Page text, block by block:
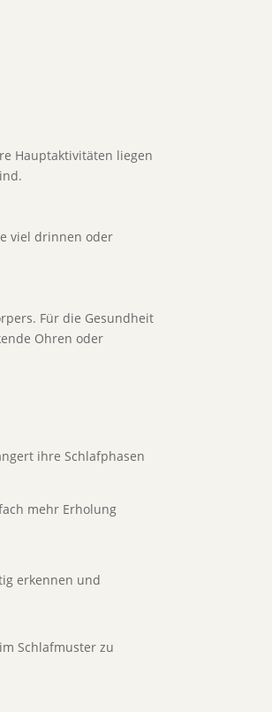
Hauptaktivitäten liegen
viel drinnen oder
Für die Gesundheit
Ohren oder
ihre Schlafphasen
mehr Erholung
erkennen und
Schlafmuster zu